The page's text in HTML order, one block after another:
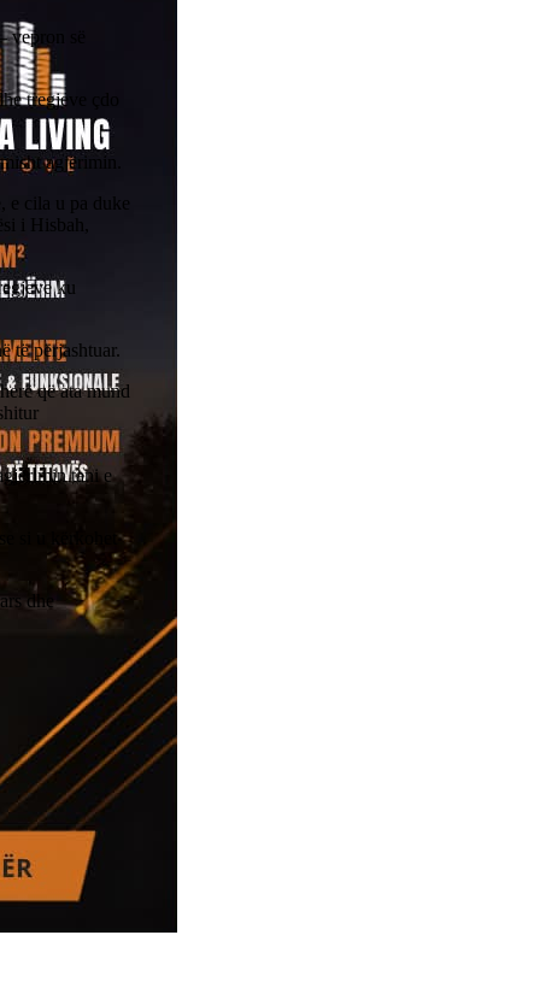
së
tregjeve çdo
agjërimin.
e cila u pa duke
i Hisbah,
ku
të përjashtuar.
që ata mund
tani e
dhe